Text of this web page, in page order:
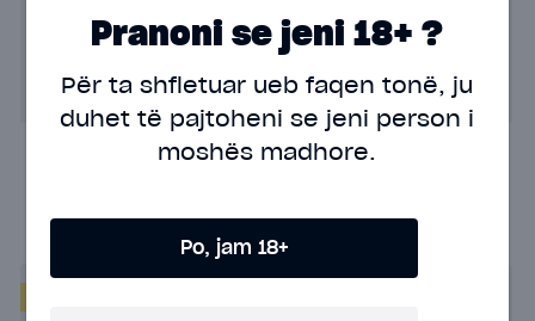
Pranoni se jeni 18+ ?
Për ta shfletuar ueb faqen tonë, ju
duhet të pajtoheni se jeni person i
moshës madhore.
Po, jam 18+
Geek Bar Meloso
Geek Bar Meloso